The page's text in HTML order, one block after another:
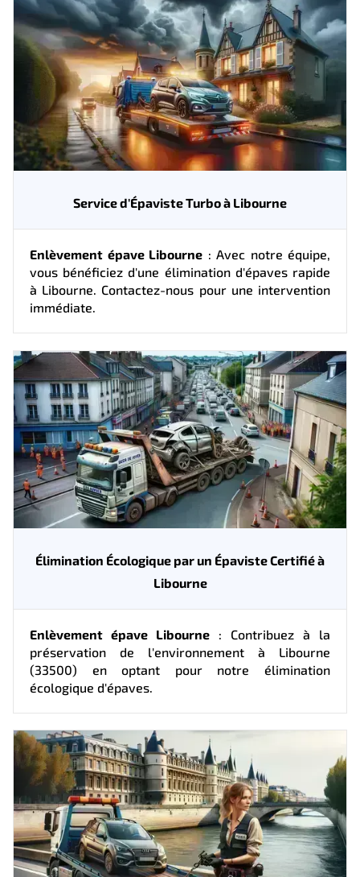
Service d'Épaviste Turbo à Libourne
Enlèvement épave Libourne : Avec notre équipe,
vous bénéficiez d'une élimination d'épaves rapide
à Libourne. Contactez-nous pour une intervention
immédiate.
Élimination Écologique par un Épaviste Certifié à
Libourne
Enlèvement épave Libourne : Contribuez à la
préservation de l'environnement à Libourne
(33500) en optant pour notre élimination
écologique d'épaves.